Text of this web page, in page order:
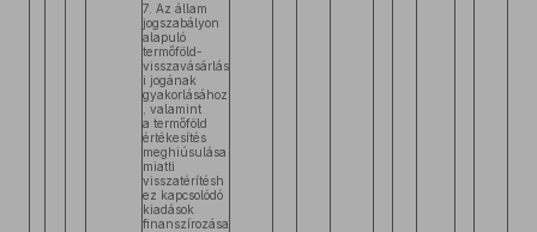
7. Az állam
jogszabályon
alapuló
termőföld-
visszavásárlás
i jogának
gyakorlásához
, valamint
a termőföld
értékesítés
meghiúsulása
miatti
visszatérítésh
ez kapcsolódó
kiadások
finanszírozása